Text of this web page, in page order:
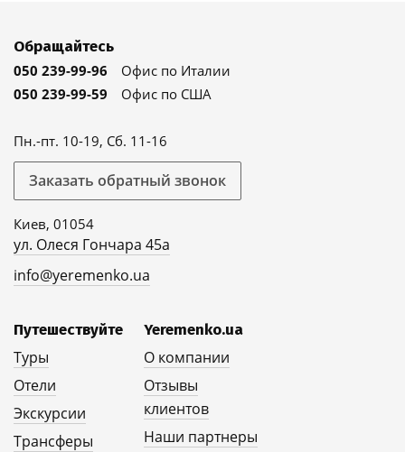
Обращайтесь
050 239-99-96
Офис по Италии
050 239-99-59
Офис по США
Пн.-пт. 10-19, Сб. 11-16
Заказать обратный звонок
Киев, 01054
ул. Олеся Гончара 45а
info@yeremenko.ua
Путешествуйте
Туры
Отели
Экскурсии
Трансферы
Yeremenko.ua
О компании
Отзывы
клиентов
Наши партнеры